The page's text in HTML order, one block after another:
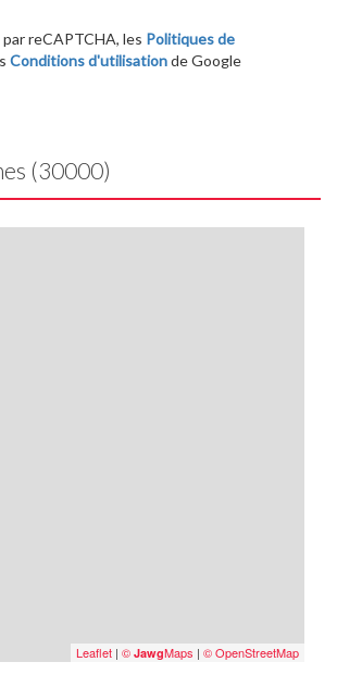
reCAPTCHA, les Politiques de
Conditions d'utilisationde Google
(30000)
Leaflet | © JawgMaps | © OpenStreetMap